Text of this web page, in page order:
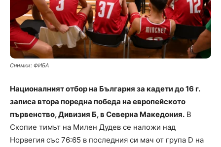
Снимки: ФИБА
Националният отбор на България за кадети до 16 г.
записа втора поредна победа на европейското
първенство, Дивизия Б, в Северна Македония. В
Скопие тимът на Милен Дудев се наложи над
Норвегия със 76:65 в последния си мач от група D на